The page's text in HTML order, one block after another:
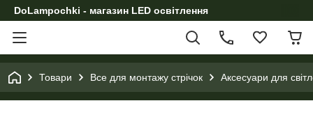
DoLampochki - магазин LED освітлення
Товари Все для монтажу стрічок Аксесуари для